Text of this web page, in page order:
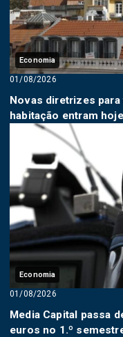
Economia
01/08/2026
Novas diretrizes
habitação entram
Economia
01/08/2026
Media Capital passa
euros no 1.º